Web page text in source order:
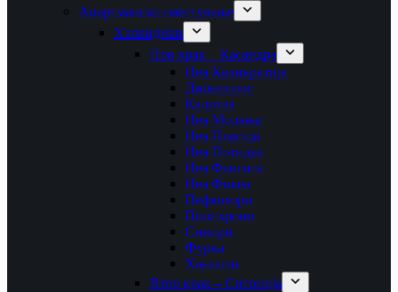
Апартманско сместување
Халкидики
Прв крак – Касандра
Неа Каликратија
Дионисиос
Калитеа
Неа Модања
Неа Плагија
Неа Потидеа
Неа Флогита
Неа Фокеа
Пефкохори
Полихроно
Сивири
Фурка
Ханиоти
Втор крак – Ситонија